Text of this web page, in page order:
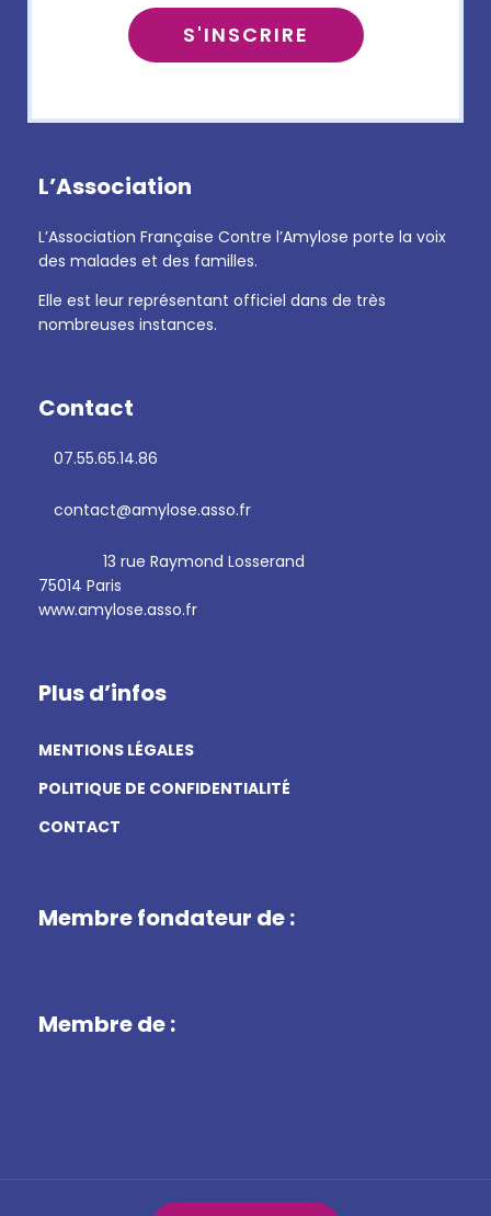
L’Association
L’Association Française Contre l’Amylose porte la voix
des malades et des familles.
Elle est leur représentant officiel dans de très
nombreuses instances.
Contact
07.55.65.14.86
contact@amylose.asso.fr
13 rue Raymond Losserand
75014 Paris
www.amylose.asso.fr
Plus d’infos
MENTIONS LÉGALES
POLITIQUE DE CONFIDENTIALITÉ
CONTACT
Membre fondateur de :
Membre de :